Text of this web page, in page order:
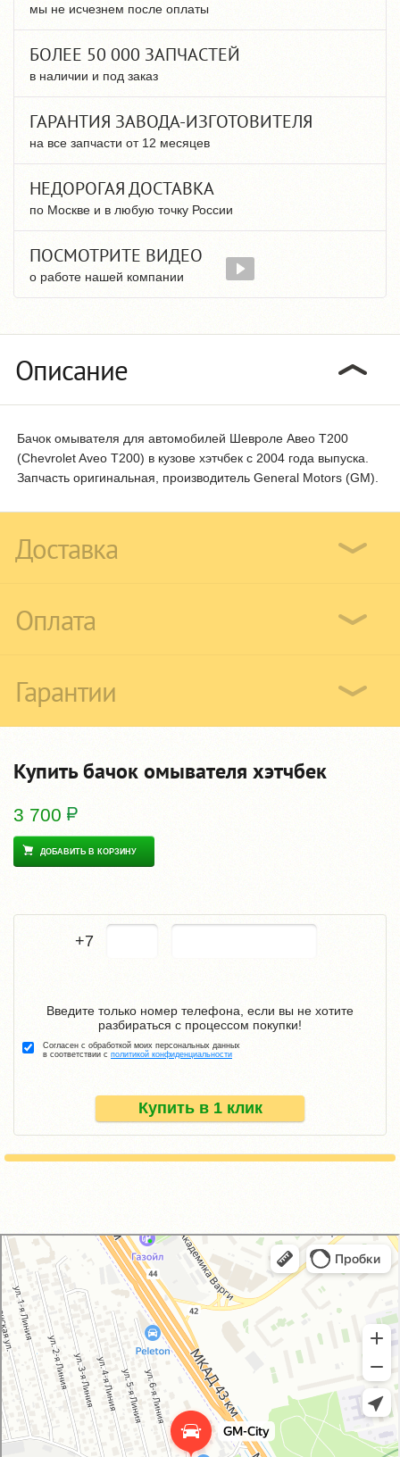
мы не исчезнем после оплаты
БОЛЕЕ 50 000 ЗАПЧАСТЕЙ
в наличии и под заказ
ГАРАНТИЯ ЗАВОДА-ИЗГОТОВИТЕЛЯ
на все запчасти от 12 месяцев
НЕДОРОГАЯ ДОСТАВКА
по Москве и в любую точку России
ПОСМОТРИТЕ ВИДЕО
о работе нашей компании
Описание
Бачок омывателя для автомобилей Шевроле Авео Т200
(Chevrolet Aveo Т200) в кузове хэтчбек с 2004 года выпуска.
Запчасть оригинальная, производитель General Motors (GM).
Доставка
Оплата
Гарантии
Купить бачок омывателя хэтчбек
3 700
ДОБАВИТЬ В КОРЗИНУ
+7
Купить в 1 клик
Введите только номер телефона, если вы не хотите
разбираться с процессом покупки!
Согласен с обработкой моих персональных данных
в соответствии с политикой конфиденциальности
GM-City&VAG-Repair
Автосервис, автотехцентр в Москве
Магазин автозапчастей и автотоваров в Москве